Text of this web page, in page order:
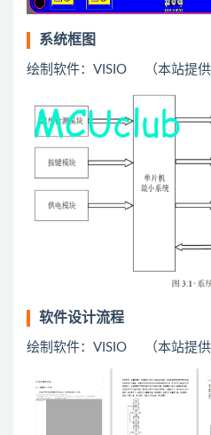
系统框图
绘制软件：VISIO （本站提供
软件设计流程
绘制软件：VISIO （本站提供